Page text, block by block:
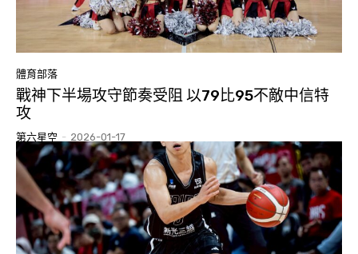
體育部落
戰神下半場攻守節奏受阻 以79比95不敵中信特
攻
第六星空 - 2026-01-17